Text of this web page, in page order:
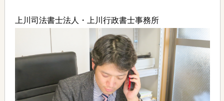
上川司法書士法人・上川行政書士事務所